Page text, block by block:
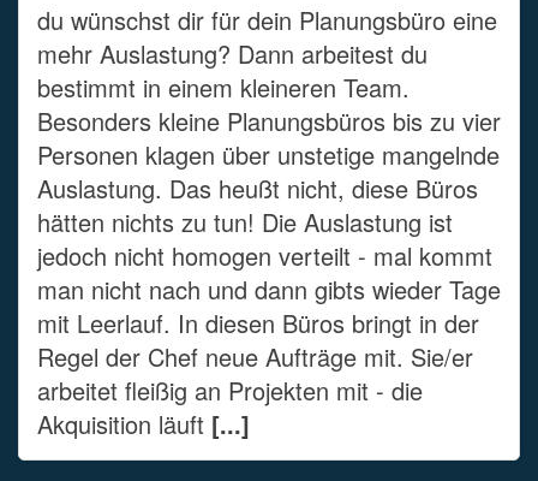
du wünschst dir für dein Planungsbüro eine
mehr Auslastung? Dann arbeitest du
bestimmt in einem kleineren Team.
Besonders kleine Planungsbüros bis zu vier
Personen klagen über unstetige mangelnde
Auslastung. Das heußt nicht, diese Büros
hätten nichts zu tun! Die Auslastung ist
jedoch nicht homogen verteilt - mal kommt
man nicht nach und dann gibts wieder Tage
mit Leerlauf. In diesen Büros bringt in der
Regel der Chef neue Aufträge mit. Sie/er
arbeitet fleißig an Projekten mit - die
Akquisition läuft [...]